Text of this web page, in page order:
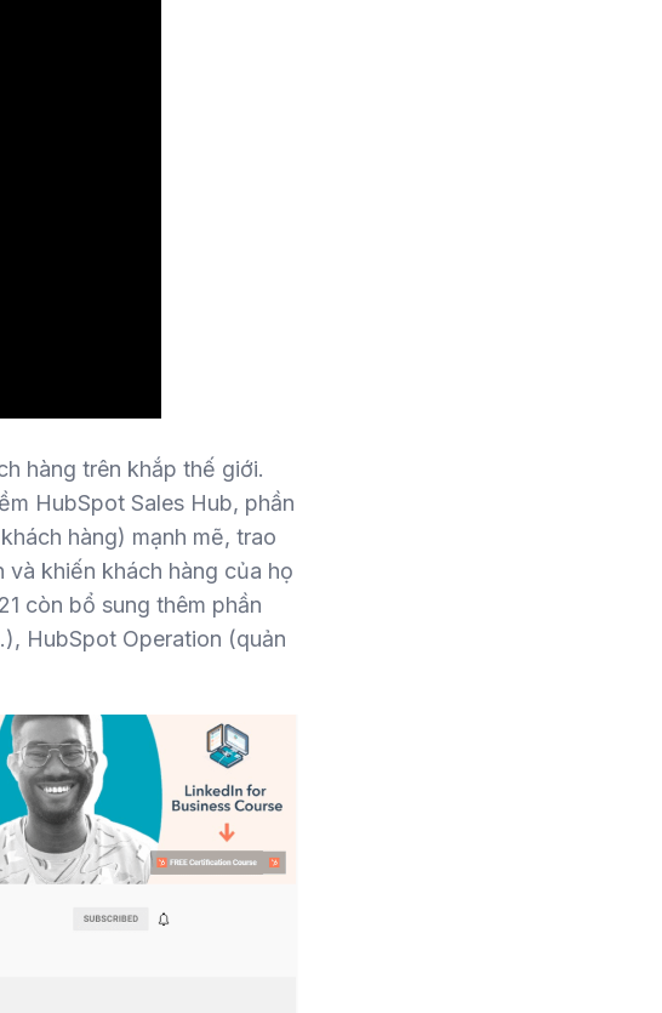
hàng trên khắp thế giới.
HubSpot Sales Hub, phần
hàng) mạnh mẽ, trao
khiến khách hàng của họ
còn bổ sung thêm phần
HubSpot Operation (quản